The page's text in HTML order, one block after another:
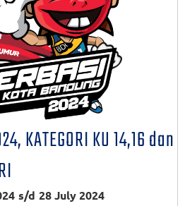
KATEGORI KU 14,16 dan
s/d 28 July 2024